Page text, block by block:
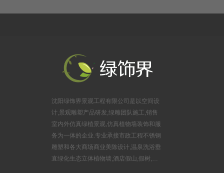
沈阳绿饰界景观工程有限公司是以空间设
计,景观雕塑产品研发,绿雕团队施工,销售
室内外仿真绿植景观,仿真植物墙装饰和服
务为一体的企业.专业承接市政工程不锈钢
雕塑和各大商场商业美陈设计,温泉洗浴垂
直绿化生态立体植物墙,酒店假山,假树,婚